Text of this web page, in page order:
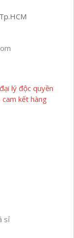
lý độc quyền
cam kết hàng
sỉ